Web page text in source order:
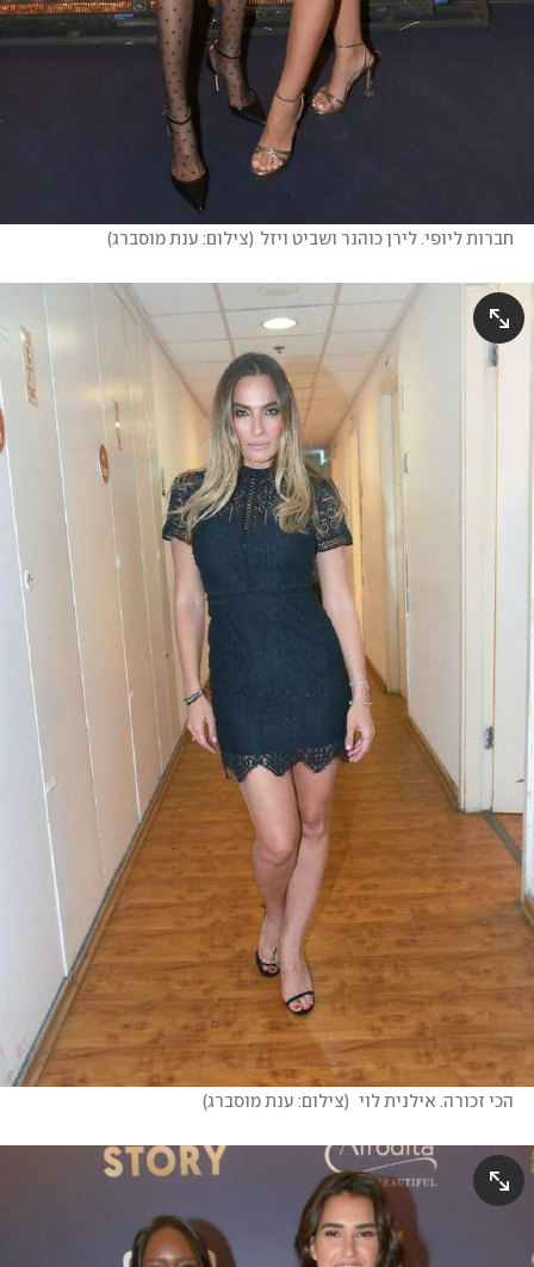
חברות ליופי. לירן כוהנר ושביט ויזל (צילום: ענת מוסברג)
הכי זכורה. אילנית לוי (צילום: ענת מוסברג)